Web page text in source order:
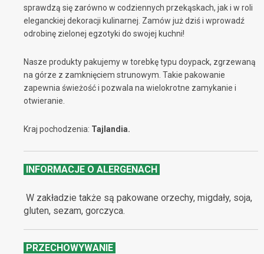
sprawdzą się zarówno w codziennych przekąskach, jak i w roli
eleganckiej dekoracji kulinarnej. Zamów już dziś i wprowadź
odrobinę zielonej egzotyki do swojej kuchni!
Nasze produktypakujemy w torebkę typu doypack, zgrzewaną
na górze z zamknięciem strunowym. Takie pakowanie
zapewnia świeżość i pozwala na wielokrotne zamykanie i
otwieranie.
Kraj pochodzenia: Tajlandia.
INFORMACJE O ALERGENACH
W zakładzie także są pakowane orzechy, migdały, soja,
gluten, sezam, gorczyca.
PRZECHOWYWANIE